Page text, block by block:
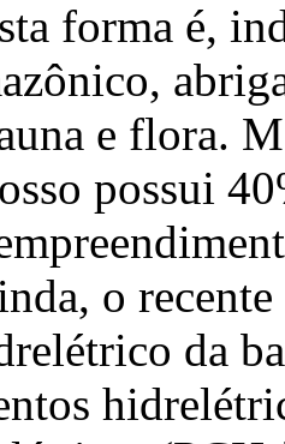
forma é,
e flora.
possui
o
da